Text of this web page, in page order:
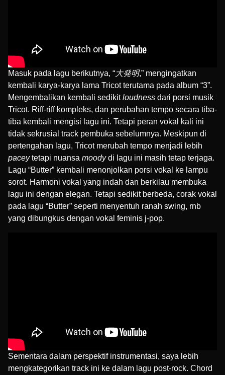
Masuk pada lagu berikutnya, “大発明,” mengingatkan
kembali karya-karya lama Tricot terutama pada album “3”.
Mengembalikan kembali sedikitloudness dari porsi musik
Tricot. Riff-riff kompleks, dan perubahan tempo secara tiba-
tiba kembali mengisi lagu ini. Tetapi peran vokal kali ini
tidak sekrusial track pembuka sebelumnya. Meskipun di
pertengahan lagu, Tricot merubah tempo menjadi lebih
paceytetapi nuansa moodydi lagu ini masih tetap terjaga.
Lagu “Butter” kembali menonjolkan porsi vokal ke lampu
sorot. Harmoni vokal yang indah dan berkilau membuka
lagu ini dengan elegan. Tetapi sedikit berbeda, corak vokal
pada lagu “Butter” seperti menyentuh ranah swing, rnb
yang dibungkus dengan vokal feminis j-pop.
Sementara dalam perspektif instrumentasi, saya lebih
mengkategorikan track ini ke dalam lagu post-rock. Chord